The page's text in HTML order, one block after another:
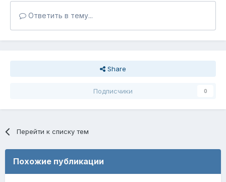
Ответить в тему...
Share
Подписчики 0
Перейти к списку тем
Похожие публикации